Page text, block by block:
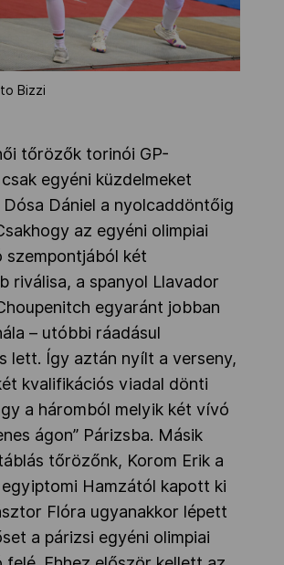
Bizzi
tőrözők torinói GP-
egyéni küzdelmeket
Dániel a nyolcaddöntőig
az egyéni olimpiai
szempontjából két
riválisa, a spanyol Llavador
egyaránt jobban
– utóbbi ráadásul
lett. Így aztán nyílt a verseny,
kvalifikációs viadal dönti
a háromból melyik két vívó
ágon” Párizsba. Másik
tőrözőnk, Korom Erik a
Hamzától kapott ki
Flóra ugyanakkor lépett
a párizsi egyéni olimpiai